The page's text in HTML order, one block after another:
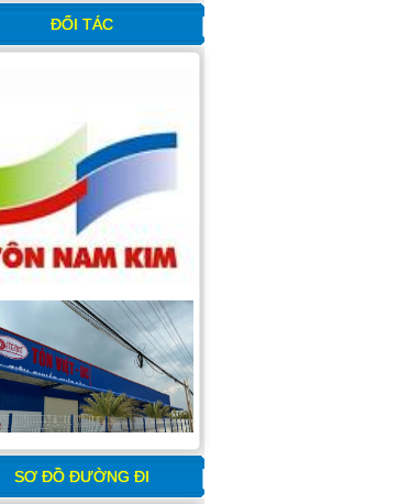
ĐỐI TÁC
SƠ ĐỒ ĐƯỜNG ĐI